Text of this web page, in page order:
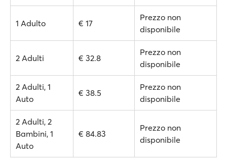
1 Adulto € 17
Prezzo non
disponibile
2 Adulti € 32.8
Prezzo non
disponibile
2 Adulti, 1
Auto
€ 38.5
Prezzo non
disponibile
2 Adulti, 2
Bambini, 1
Auto
€ 84.83
Prezzo non
disponibile